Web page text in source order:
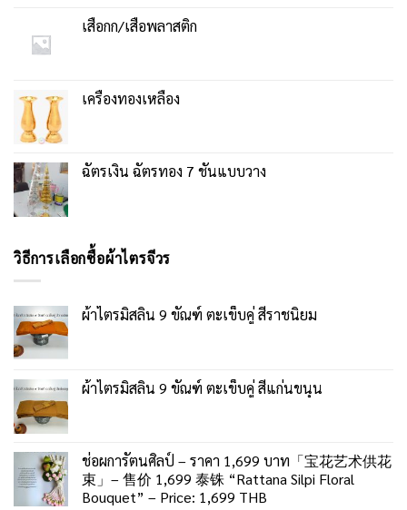
เสื่อกก/เสื่อพลาสติก
เครื่องทองเหลือง
ฉัตรเงิน ฉัตรทอง 7 ชั้นแบบวาง
วิธีการเลือกซื้อผ้าไตรจีวร
ผ้าไตรมิสลิน 9 ขัณฑ์ ตะเข็บคู่ สีราชนิยม
ผ้าไตรมิสลิน 9 ขัณฑ์ ตะเข็บคู่ สีแก่นขนุน
ช่อผการัตนศิลป์ – ราคา 1,699 บาท「宝花艺术供花
束」– 售价 1,699 泰铢 “Rattana Silpi Floral
Bouquet” – Price: 1,699 THB